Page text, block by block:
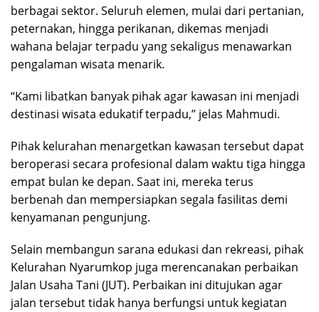
berbagai sektor. Seluruh elemen, mulai dari pertanian,
peternakan, hingga perikanan, dikemas menjadi
wahana belajar terpadu yang sekaligus menawarkan
pengalaman wisata menarik.
“Kami libatkan banyak pihak agar kawasan ini menjadi
destinasi wisata edukatif terpadu,” jelas Mahmudi.
Pihak kelurahan menargetkan kawasan tersebut dapat
beroperasi secara profesional dalam waktu tiga hingga
empat bulan ke depan. Saat ini, mereka terus
berbenah dan mempersiapkan segala fasilitas demi
kenyamanan pengunjung.
Selain membangun sarana edukasi dan rekreasi, pihak
Kelurahan Nyarumkop juga merencanakan perbaikan
Jalan Usaha Tani (JUT). Perbaikan ini ditujukan agar
jalan tersebut tidak hanya berfungsi untuk kegiatan